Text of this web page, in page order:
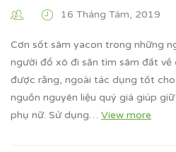
16 Tháng Tám, 2019
Cơn sốt sâm yacon trong những
người đổ xô đi săn tìm sâm đất
được rằng, ngoài tác dụng tốt
nguồn nguyên liệu quý giá giúp
phụ nữ. Sử dụng… View more